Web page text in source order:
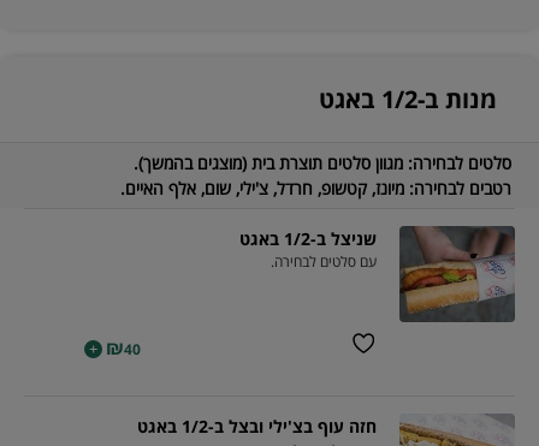
מנות ב-1/2 באגט
סלטים לבחירה: מגוון סלטים תוצרת בית (מוצגים בהמשך).
רטבים לבחירה: מיונז, קטשופ, חרדל, צ'ילי, שום, אלף האיים.
שניצל ב-1/2 באגט
עם סלטים לבחירה.
₪40
+
חזה עוף בצ'ילי ובצל ב-1/2 באגט